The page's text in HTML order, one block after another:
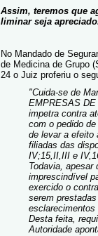
Assim, teremos que
liminar seja
No Mandado de
de Medicina de Grupo
24 o Juiz proferiu o
"Cuida-se de
EMPRESAS
impetra contra
com o pedido
de levar a efeito
filiadas das
IV;15,II,III e
Todavia, apesar
imprescindível
exercido o
serem
esclarecimentos
Desta feita,
Autoridade